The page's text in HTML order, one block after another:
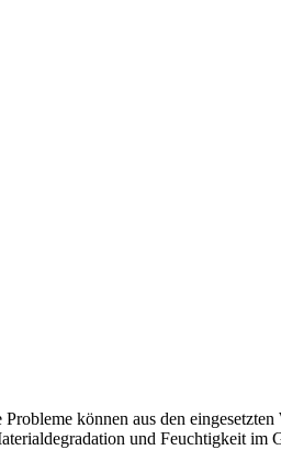
können aus den eingesetzten
und Feuchtigkeit im